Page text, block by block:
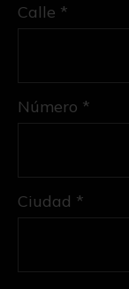
Calle *
Número *
Ciudad *